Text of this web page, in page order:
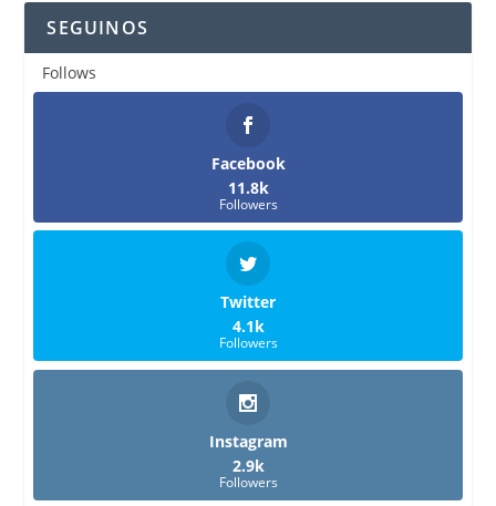
SEGUINOS
Follows
Facebook
11.8k
Followers
Twitter
4.1k
Followers
Instagram
2.9k
Followers